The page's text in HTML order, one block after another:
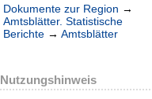
Dokumente zur Region →
Amtsblätter. Statistische
Berichte → Amtsblätter
Nutzungshinweis